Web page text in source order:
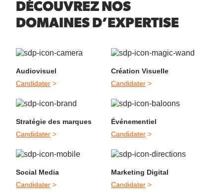
DÉCOUVREZ NOS
DOMAINES D’EXPERTISE
Audiovisuel
Candidater >
Création Visuelle
Candidater >
Stratégie des marques
Candidater >
Événementiel
Candidater >
Social Media
Candidater >
Marketing Digital
Candidater >